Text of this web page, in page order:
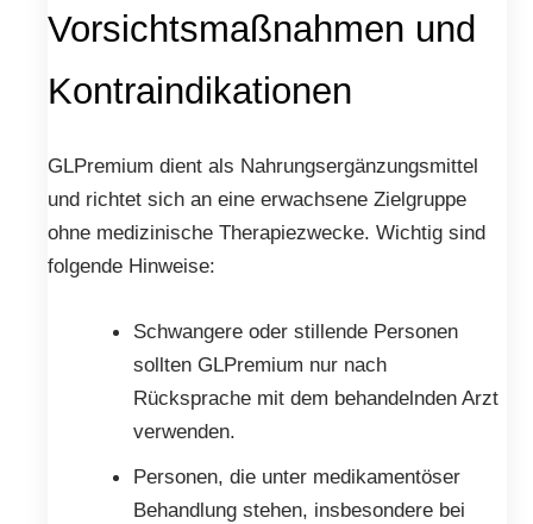
Vorsichtsmaßnahmen und
Kontraindikationen
GLPremium dient als Nahrungsergänzungsmittel
und richtet sich an eine erwachsene Zielgruppe
ohne medizinische Therapiezwecke. Wichtig sind
folgende Hinweise:
Schwangere oder stillende Personen
sollten GLPremium nur nach
Rücksprache mit dem behandelnden Arzt
verwenden.
Personen, die unter medikamentöser
Behandlung stehen, insbesondere bei